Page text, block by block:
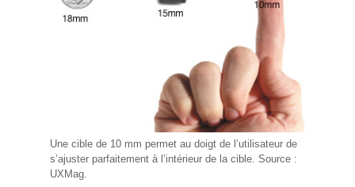
Une cible de 10 mm permet au doigt de l’utilisateur de
s’ajuster parfaitement à l’intérieur de la cible. Source :
UXMag.